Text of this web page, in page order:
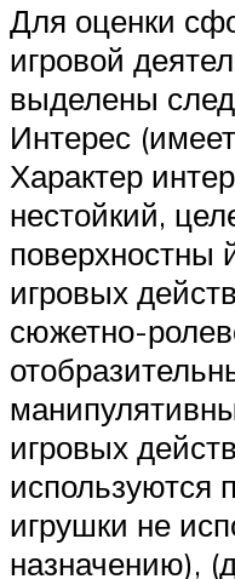
Для оценки
игровой
выделены
Интерес
Характер
нестойкий,
поверхностны
игровых
сюжетно-
игровых
используются
игрушки не
назначению),